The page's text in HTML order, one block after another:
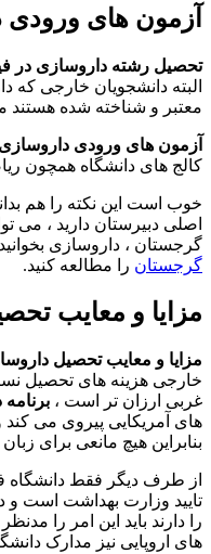
آزمون های ورودی
تحصیل رشته داروسازی در
معتبر و شناخته شده
آزمون های ورودی داروسازی
کالج های دانشگاه همچون
خوب است این نکته را هم
اصلی دبیرستان دارید ، می
گرجستان ، داروسازی
گرجستان را مطالعه کنید.
مزایا و معایب
مزایا و معایب تحصیل
خارجی هزینه های تحصیل
غربی ارزان تر است ،
های آمریکایی پیروی می
بنابراین هیچ مانعی برای
از طرف دیگر فقط دانشگاه
تایید وزارت بهداشت است و
را دارند باید این امر را
های اروپایی نیز مدارک